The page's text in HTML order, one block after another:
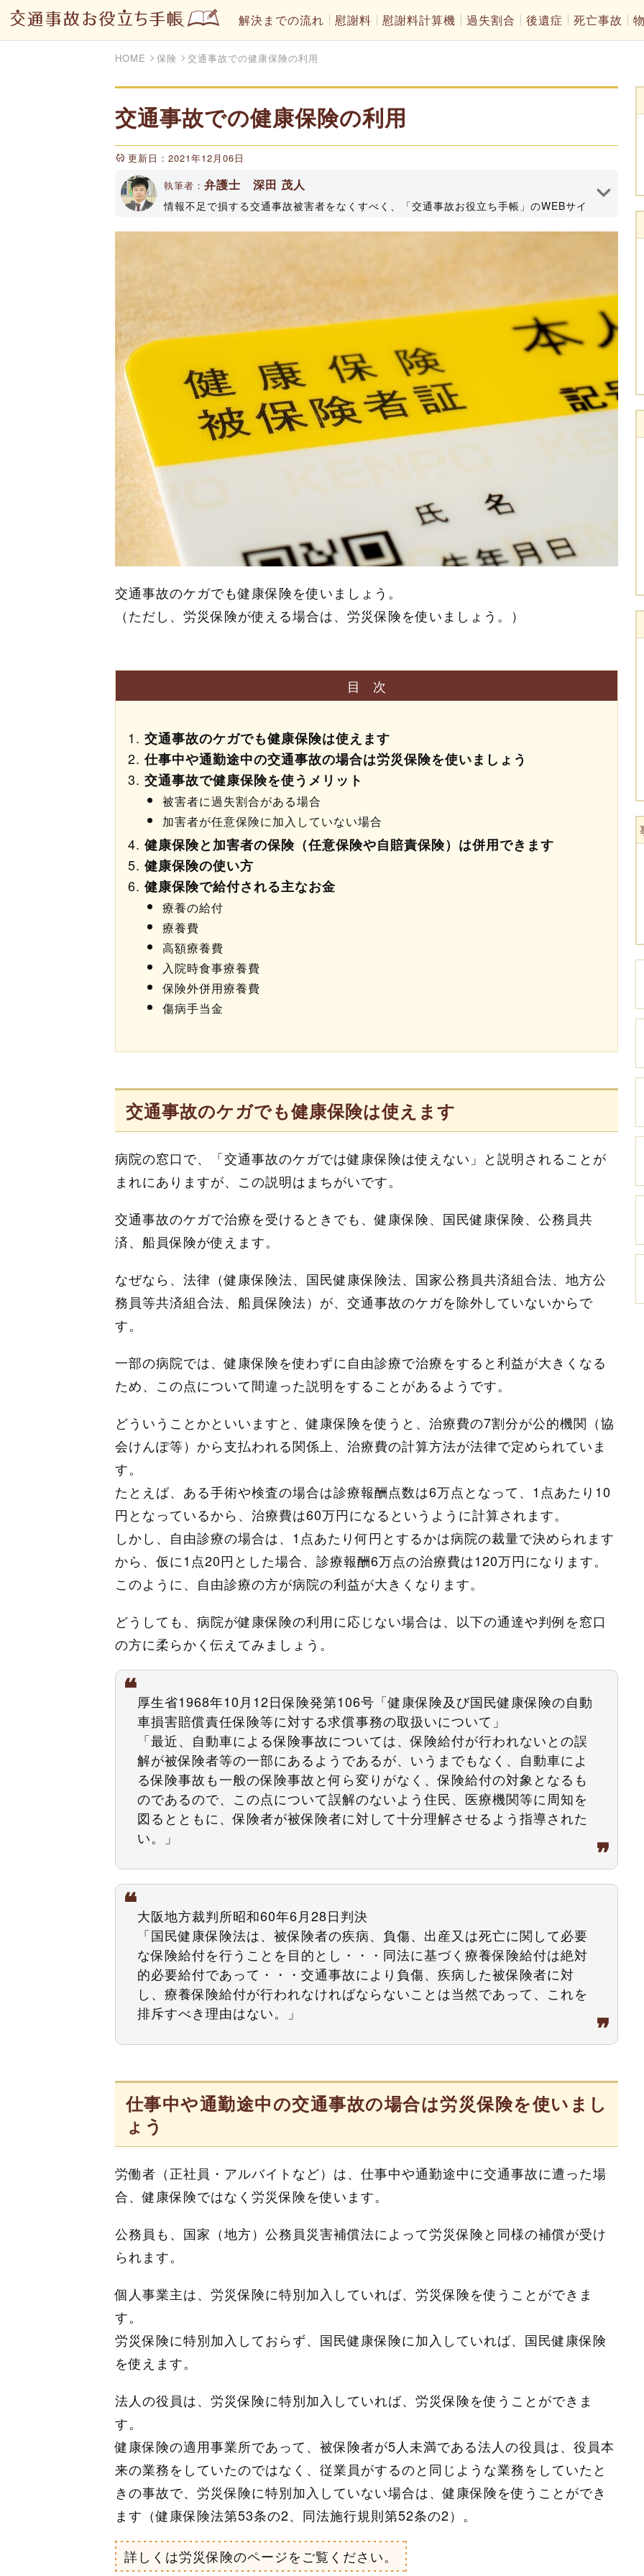
解決までの流れ 慰謝料 慰謝料計算機 過失割合 後遺症 死亡事故
HOME 保険 交通事故での健康保険の利用
交通事故での健康保険の利用
更新日：2021年12月06日
執筆者： 弁護士 深田 茂人
情報不足で損する交通事故被害者をなくすべく、「交通事故お役立ち手帳」のWEBサイ
交通事故のケガでも健康保険を使いましょう。
（ただし、労災保険が使える場合は、労災保険を使いましょう。）
目次
交通事故のケガでも健康保険は使えます
仕事中や通勤途中の交通事故の場合は労災保険を使いましょう
交通事故で健康保険を使うメリット
被害者に過失割合がある場合
加害者が任意保険に加入していない場合
健康保険と加害者の保険（任意保険や自賠責保険）は併用できます
健康保険の使い方
健康保険で給付される主なお金
療養の給付
療養費
高額療養費
入院時食事療養費
保険外併用療養費
傷病手当金
交通事故のケガでも健康保険は使えます
病院の窓口で、「交通事故のケガでは健康保険は使えない」と説明されることが
まれにありますが、この説明はまちがいです。
交通事故のケガで治療を受けるときでも、健康保険、国民健康保険、公務員共
済、船員保険が使えます。
なぜなら、法律（健康保険法、国民健康保険法、国家公務員共済組合法、地方公
務員等共済組合法、船員保険法）が、交通事故のケガを除外していないからで
す。
一部の病院では、健康保険を使わずに自由診療で治療をすると利益が大きくなる
ため、この点について間違った説明をすることがあるようです。
どういうことかといいますと、健康保険を使うと、治療費の7割分が公的機関（協
会けんぽ等）から支払われる関係上、治療費の計算方法が法律で定められていま
す。
たとえば、ある手術や検査の場合は診療報酬点数は6万点となって、1点あたり10
円となっているから、治療費は60万円になるというように計算されます。
しかし、自由診療の場合は、1点あたり何円とするかは病院の裁量で決められます
から、仮に1点20円とした場合、診療報酬6万点の治療費は120万円になります。
このように、自由診療の方が病院の利益が大きくなります。
どうしても、病院が健康保険の利用に応じない場合は、以下の通達や判例を窓口
の方に柔らかく伝えてみましょう。
厚生省1968年10月12日保険発第106号「健康保険及び国民健康保険の自動
車損害賠償責任保険等に対する求償事務の取扱いについて」
「最近、自動車による保険事故については、保険給付が行われないとの誤
解が被保険者等の一部にあるようであるが、いうまでもなく、自動車によ
る保険事故も一般の保険事故と何ら変りがなく、保険給付の対象となるも
のであるので、この点について誤解のないよう住民、医療機関等に周知を
図るとともに、保険者が被保険者に対して十分理解させるよう指導された
い。」
大阪地方裁判所昭和60年6月28日判決
「国民健康保険法は、被保険者の疾病、負傷、出産又は死亡に関して必要
な保険給付を行うことを目的とし・・・同法に基づく療養保険給付は絶対
的必要給付であって・・・交通事故により負傷、疾病した被保険者に対
し、療養保険給付が行われなければならないことは当然であって、これを
排斥すべき理由はない。」
仕事中や通勤途中の交通事故の場合は労災保険を使いまし
ょう
労働者（正社員・アルバイトなど）は、仕事中や通勤途中に交通事故に遭った場
合、健康保険ではなく労災保険を使います。
公務員も、国家（地方）公務員災害補償法によって労災保険と同様の補償が受け
られます。
個人事業主は、労災保険に特別加入していれば、労災保険を使うことができま
す。
労災保険に特別加入しておらず、国民健康保険に加入していれば、国民健康保険
を使えます。
法人の役員は、労災保険に特別加入していれば、労災保険を使うことができま
す。
健康保険の適用事業所であって、被保険者が5人未満である法人の役員は、役員本
来の業務をしていたのではなく、従業員がするのと同じような業務をしていたと
きの事故で、労災保険に特別加入していない場合は、健康保険を使うことができ
ます（健康保険法第53条の2、同法施行規則第52条の2）。
詳しくは労災保険のページをご覧ください。